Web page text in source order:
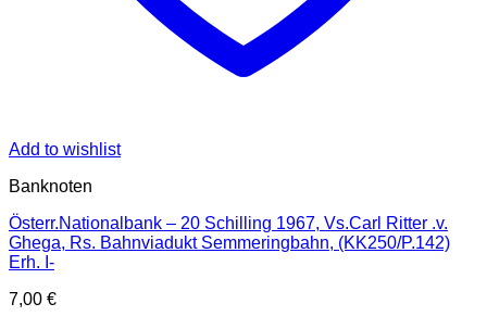
Add to wishlist
Banknoten
Österr.Nationalbank – 20 Schilling 1967, Vs.Carl Ritter .v.
Ghega, Rs. Bahnviadukt Semmeringbahn, (KK250/P.142)
Erh. I-
7,00 €